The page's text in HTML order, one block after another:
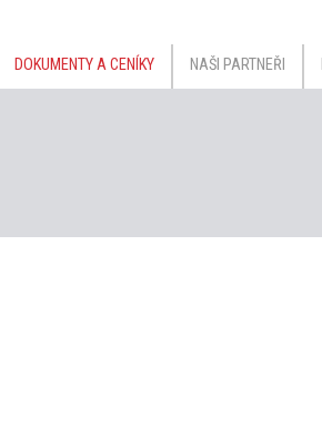
DOKUMENTY A CENÍKY NAŠI PARTNEŘI